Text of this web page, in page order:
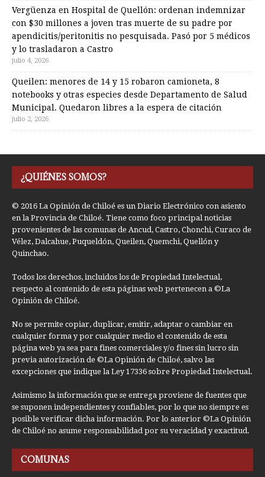
Vergüenza en Hospital de Quellón: ordenan indemnizar
con $30 millones a joven tras muerte de su padre por
apendicitis/peritonitis no pesquisada. Pasó por 5 médicos
y lo trasladaron a Castro
julio 4, 2026
Queilen: menores de 14 y 15 robaron camioneta, 8
notebooks y otras especies desde Departamento de Salud
Municipal. Quedaron libres a la espera de citación
julio 2, 2026
¿QUIÉNES SOMOS?
© 2016 La Opinión de Chiloé es un Diario Electrónico con asiento
en la Provincia de Chiloé. Tiene como foco principal noticias
provenientes de las comunas de Ancud, Castro, Chonchi, Curaco de
Vélez, Dalcahue, Puqueldón, Queilen, Quemchi, Quellón y
Quinchao.
Todos los derechos, incluidos los de Propiedad Intelectual,
respecto al contenido de esta páginas web pertenecen a ©La
Opinión de Chiloé.
No se permite copiar, duplicar, emitir, adaptar o cambiar en
cualquier forma y por cualquier medio el contenido de esta
página web ya sea para fines comerciales y/o fines sin lucro sin
previa autorización de ©La Opinión de Chiloé, salvo las
excepciones que indique la Ley 17336 sobre Propiedad Intelectual.
Asimismo la información que se entrega proviene de fuentes que
se suponen independientes y confiables, por lo que no siempre es
posible verificar dicha información. Por lo anterior ©La Opinión
de Chiloé no asume responsabilidad por su veracidad y exactitud.
COMUNAS